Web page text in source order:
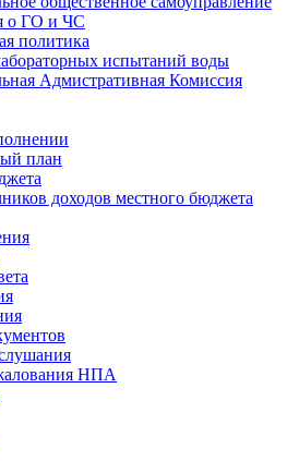
о ГО и ЧС
политика
испытаний воды
Адмистративная Комиссия
план
доходов местного бюджета
НПА